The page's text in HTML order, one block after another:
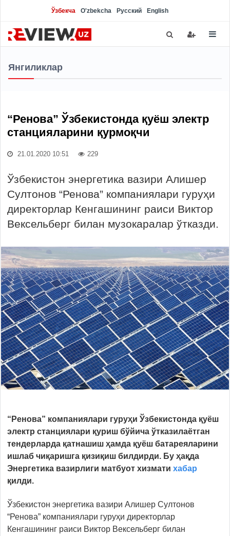
Ўзбекча O'zbekcha Русский English
Янгиликлар
“Ренова” Ўзбекистонда қуёш электр
станцияларини қурмоқчи
21.01.2020 10:51 229
Ўзбекистон энергетика вазири Алишер
Султонов “Ренова” компаниялари гуруҳи
директорлар Кенгашининг раиси Виктор
Вексельберг билан музокаралар ўтказди.
“Ренова” компаниялари гуруҳи Ўзбекистонда қуёш
электр станциялари қуриш бўйича ўтказилаётган
тендерларда қатнашиш ҳамда қуёш батареяларини
ишлаб чиқаришга қизиқиш билдирди. Бу ҳақда
Энергетика вазирлиги матбуот хизмати хабар
қилди.
Ўзбекистон энергетика вазири Алишер Султонов
“Ренова” компаниялари гуруҳи директорлар
Кенгашининг раиси Виктор Вексельберг билан